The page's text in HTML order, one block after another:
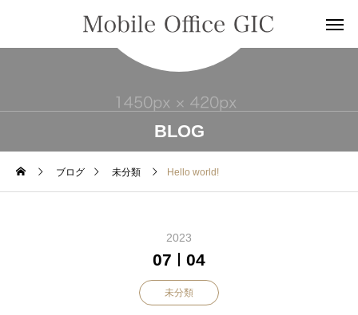
BLOG
ブログ 未分類 Hello world!
2023
07 04
未分類